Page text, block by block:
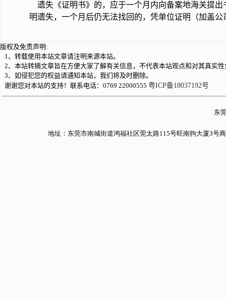
遗失《证明书》的，应于一个月内向备案地海关提
明遗失，一个月后仍无法找回的，凭单位证明（加盖
版权及免责声明:
1、转载使用本站文章请注明来源本站。
2、本站转摘文章旨在方便大家了解有关信息，不代表本站观点和对其真实
3、如侵犯您的权益请通知本站，我们将及时删除。
谢谢您对本站的支持！联系电话：0769 22000555 粤ICP备18037192号